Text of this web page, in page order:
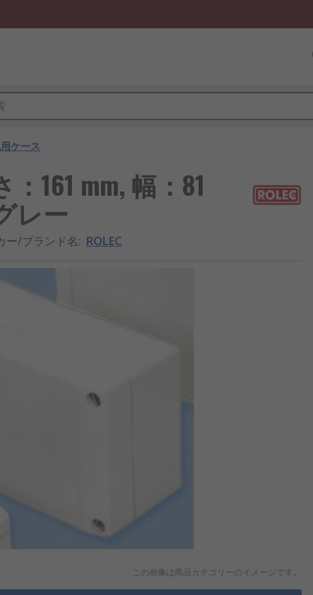
ケース
：161 mm, 幅：81
レー
ー/ブランド名: ROLEC
この画像は商品カテゴリーのイメージです。